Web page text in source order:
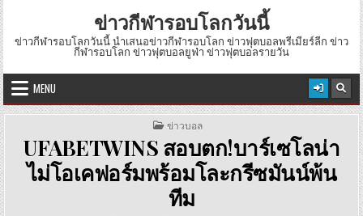
Skip
to
content
ข่าวกีฬารอบโลกวันนี้
ข่าวกีฬารอบโลกวันนี้ นำเสนอข่าวกีฬารอบโลก ข่าวฟุตบอลพรีเมียร์ลีก ข่าว
กีฬารอบโลก ข่าวฟุตบอลยูฟ่า ข่าวฟุตบอลรายวัน
MENU
POSTED
IN
ข่าวบอล
UFABETWINS สอบตก!บาร์เซโลน่า
ไม่โอเคฟอร์มพร้อมโละกรีซมันน์พ้น
ทีม